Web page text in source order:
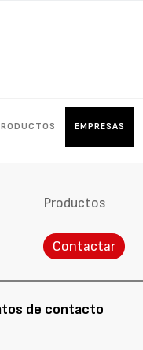
EMPRESAS
Productos
Contactar
de contacto